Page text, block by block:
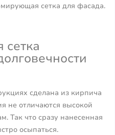
сетка для фасада.
сделана из кирпича
не отличаются высокой
Так что сразу нанесенная
осыпаться.